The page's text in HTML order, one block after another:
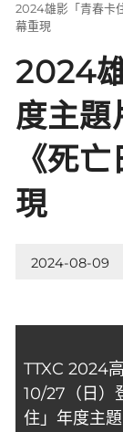
2024雄影「青春卡
幕重現
2024
度主題
《死
現
2024-08-09
TTXC 2024
10/27（日）
住」年度主